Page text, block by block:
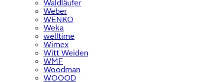
Waldläufer
Weber
WENKO
Weka
welltime
Wimex
Witt Weiden
WMF
Woodman
WOOOD